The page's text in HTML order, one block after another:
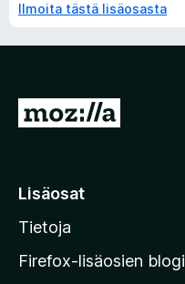
Ilmoita tästä lisäosasta
S
r
y
M
Lisäosat
Tietoja
Firefox-lisäosien blogi